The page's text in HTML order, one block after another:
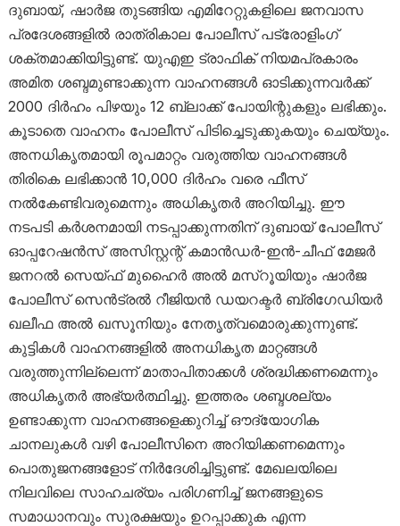
ദുബായ്, ഷാർജ തുടങ്ങിയ എമിറേറ്റുകളിലെ ജനവാസ
പ്രദേശങ്ങളിൽ രാത്രികാല പോലീസ് പട്രോളിംഗ്
ശക്തമാക്കിയിട്ടുണ്ട്. യുഎഇ ട്രാഫിക് നിയമപ്രകാരം
അമിത ശബ്ദമുണ്ടാക്കുന്ന വാഹനങ്ങൾ ഓടിക്കുന്നവർക്ക്
2000 ദിർഹം പിഴയും 12 ബ്ലാക്ക് പോയിന്റുകളും ലഭിക്കും.
കൂടാതെ വാഹനം പോലീസ് പിടിച്ചെടുക്കുകയും ചെയ്യും.
അനധികൃതമായി രൂപമാറ്റം വരുത്തിയ വാഹനങ്ങൾ
തിരികെ ലഭിക്കാൻ 10,000 ദിർഹം വരെ ഫീസ്
നൽകേണ്ടിവരുമെന്നും അധികൃതർ അറിയിച്ചു. ഈ
നടപടി കർശനമായി നടപ്പാക്കുന്നതിന് ദുബായ് പോലീസ്
ഓപ്പറേഷൻസ് അസിസ്റ്റന്റ് കമാൻഡർ-ഇൻ-ചീഫ് മേജർ
ജനറൽ സെയ്ഫ് മുഹൈർ അൽ മസ്‌റൂയിയും ഷാർജ
പോലീസ് സെൻട്രൽ റീജിയൻ ഡയറക്ടർ ബ്രിഗേഡിയർ
ഖലീഫ അൽ ഖസൂനിയും നേതൃത്വമൊരുക്കുന്നുണ്ട്.
കുട്ടികൾ വാഹനങ്ങളിൽ അനധികൃത മാറ്റങ്ങൾ
വരുത്തുന്നില്ലെന്ന് മാതാപിതാക്കൾ ശ്രദ്ധിക്കണമെന്നും
അധികൃതർ അഭ്യർത്ഥിച്ചു. ഇത്തരം ശബ്ദശല്യം
ഉണ്ടാക്കുന്ന വാഹനങ്ങളെക്കുറിച്ച് ഔദ്യോഗിക
ചാനലുകൾ വഴി പോലീസിനെ അറിയിക്കണമെന്നും
പൊതുജനങ്ങളോട് നിർദേശിച്ചിട്ടുണ്ട്. മേഖലയിലെ
നിലവിലെ സാഹചര്യം പരിഗണിച്ച് ജനങ്ങളുടെ
സമാധാനവും സുരക്ഷയും ഉറപ്പാക്കുക എന്ന